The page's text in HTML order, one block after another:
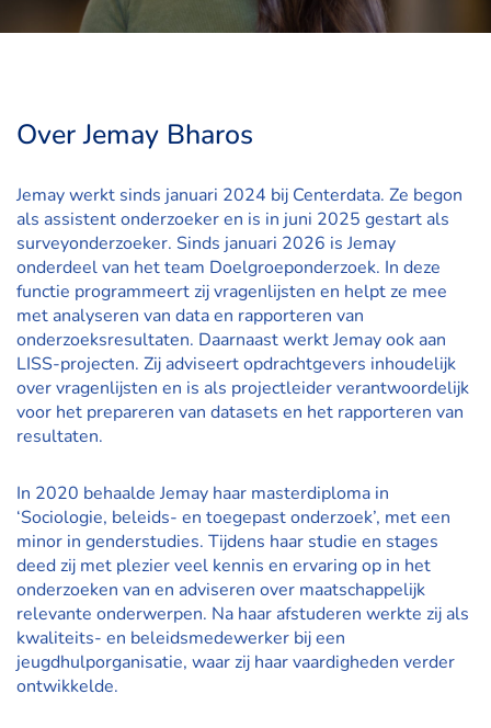
Over Jemay Bharos
Jemay werkt sinds januari 2024 bij Centerdata. Ze begon
als assistent onderzoeker en is in juni 2025 gestart als
surveyonderzoeker. Sinds januari 2026 is Jemay
onderdeel van het team Doelgroeponderzoek. In deze
functie programmeert zij vragenlijsten en helpt ze mee
met analyseren van data en rapporteren van
onderzoeksresultaten. Daarnaast werkt Jemay ook aan
LISS-projecten. Zij adviseert opdrachtgevers inhoudelijk
over vragenlijsten en is als projectleider verantwoordelijk
voor het prepareren van datasets en het rapporteren van
resultaten.
In 2020 behaalde Jemay haar masterdiploma in
‘Sociologie, beleids- en toegepast onderzoek’, met een
minor in genderstudies. Tijdens haar studie en stages
deed zij met plezier veel kennis en ervaring op in het
onderzoeken van en adviseren over maatschappelijk
relevante onderwerpen. Na haar afstuderen werkte zij als
kwaliteits- en beleidsmedewerker bij een
jeugdhulporganisatie, waar zij haar vaardigheden verder
ontwikkelde.